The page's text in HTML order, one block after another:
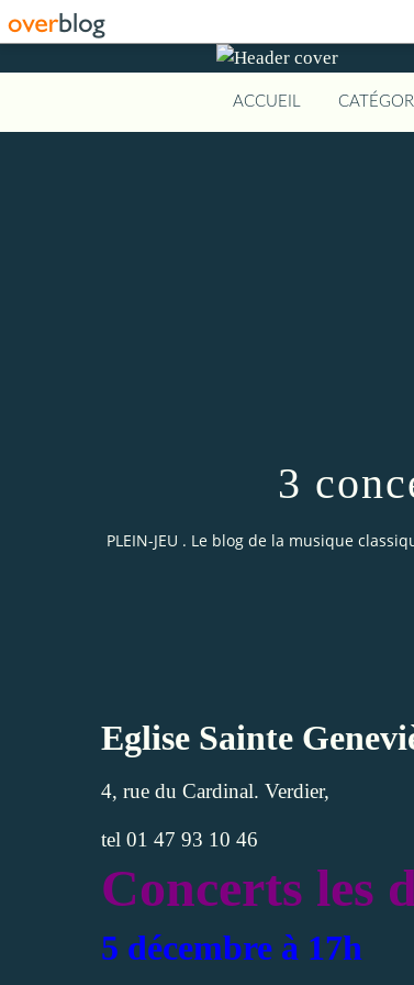
ACCUEIL
3
PLEIN-JEU . Le blog de la musique
Eglise Sainte
4, rue du Cardinal. Verdier,
tel 01 47 93 10 46
Concerts les
5 décembre à 17h